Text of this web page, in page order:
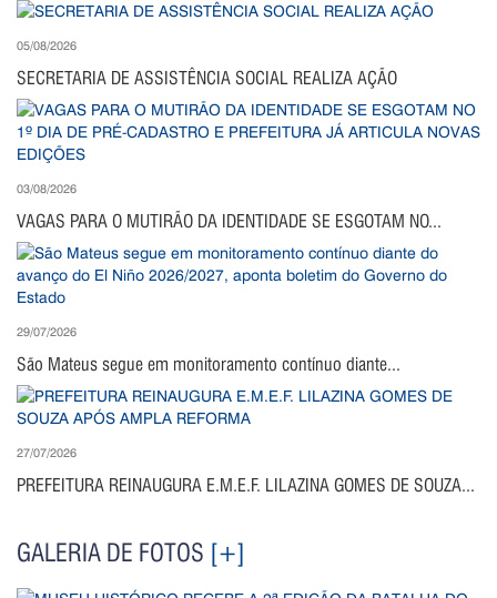
05/08/2026
SECRETARIA DE ASSISTÊNCIA SOCIAL REALIZA AÇÃO
03/08/2026
VAGAS PARA O MUTIRÃO DA IDENTIDADE SE ESGOTAM NO...
29/07/2026
São Mateus segue em monitoramento contínuo diante...
27/07/2026
PREFEITURA REINAUGURA E.M.E.F. LILAZINA GOMES DE SOUZA...
GALERIA DE FOTOS [+]